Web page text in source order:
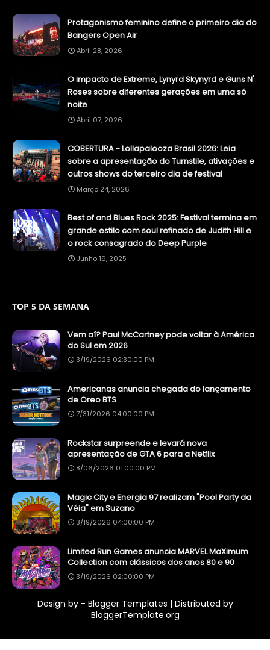
Protagonismo feminino define o primeiro dia do
Bangers Open Air
Abril 28, 2026
O impacto de Extreme, Lynyrd Skynyrd e Guns N'
Roses sobre diferentes gerações em uma só
noite
Abril 07, 2026
COBERTURA - Lollapalooza Brasil 2026: Leia
sobre a apresentação do Turnstile, ativações e
outros shows do terceiro dia de festival
Março 24, 2026
Best of and Blues Rock 2025: Festival termina em
grande estilo com soul refinado de Judith Hill e
o rock consagrado do Deep Purple
Junho 16, 2025
TOP 5 DA SEMANA
Vem aí? Paul McCartney pode voltar à América
do Sul em 2026
3/19/2026 02:30:00 PM
Americanas anuncia chegada do lançamento
de Oreo BTS
7/31/2026 04:00:00 PM
Rockstar surpreende e levará nova
apresentação de GTA 6 para a Netflix
8/06/2026 01:00:00 PM
Magic City e Energia 97 realizam "Pool Party da
Véia" em Suzano
3/19/2026 04:00:00 PM
Limited Run Games anuncia MARVEL MaXimum
Collection com clássicos dos anos 80 e 90
3/19/2026 02:00:00 PM
Design by - Blogger Templates | Distributed by
BloggerTemplate.org